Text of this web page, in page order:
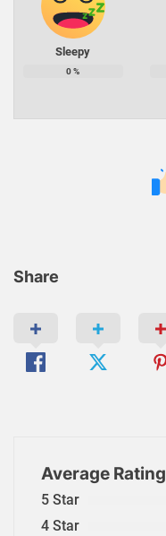
Share
Sleepy
0%
Average Rating
5 Star
4 Star